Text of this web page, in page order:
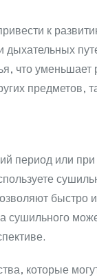
к
дыхательных
что уменьшает
предметов,
период или
быстро
сушильного
которые